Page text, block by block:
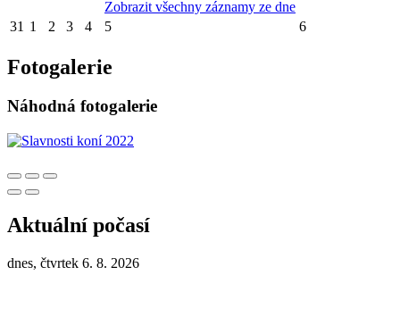
Zobrazit všechny záznamy ze dne
31 1 2 3 4 5 6
Fotogalerie
Náhodná fotogalerie
Aktuální počasí
dnes, čtvrtek 6. 8. 2026